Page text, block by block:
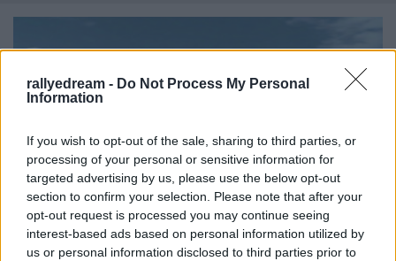
rallyedream - Do Not Process My Personal
Information
If you wish to opt-out of the sale, sharing to third parties, or
processing of your personal or sensitive information for
targeted advertising by us, please use the below opt-out
section to confirm your selection. Please note that after your
opt-out request is processed you may continue seeing
interest-based ads based on personal information utilized by
us or personal information disclosed to third parties prior to